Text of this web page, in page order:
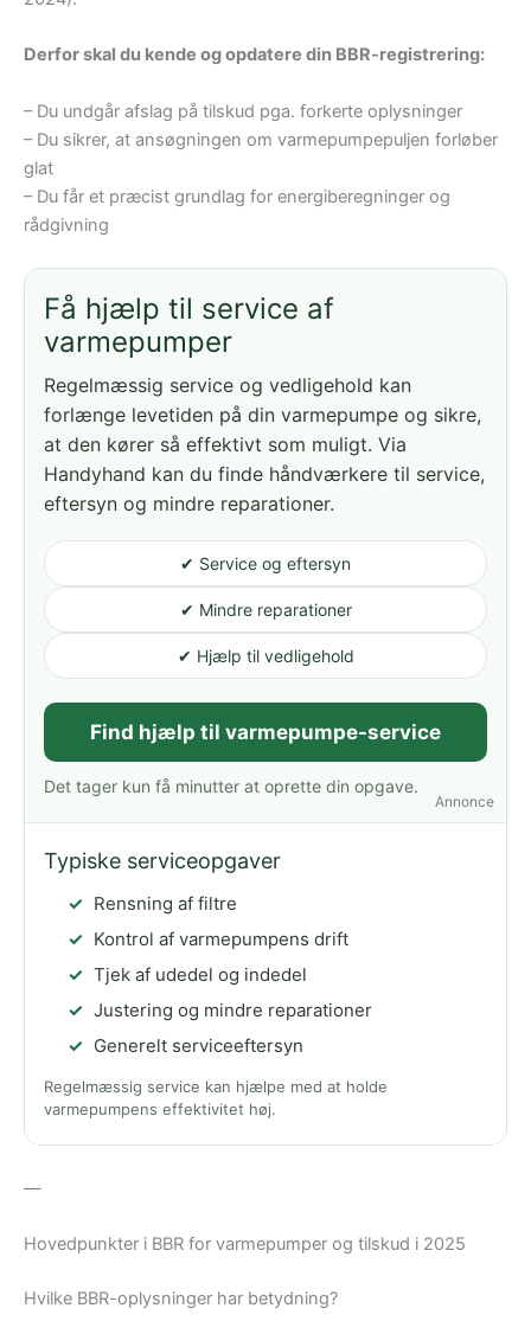
Derfor skal du kende og opdatere din BBR-registrering:
– Du undgår afslag på tilskud pga. forkerte oplysninger
– Du sikrer, at ansøgningen om varmepumpepuljen forløber
glat
– Du får et præcist grundlag for energiberegninger og
rådgivning
Annonce
Få hjælp til service af
varmepumper
Regelmæssig service og vedligehold kan
forlænge levetiden på din varmepumpe og sikre,
at den kører så effektivt som muligt. Via
Handyhand kan du finde håndværkere til service,
eftersyn og mindre reparationer.
✔ Service og eftersyn
✔ Mindre reparationer
✔ Hjælp til vedligehold
Find hjælp til varmepumpe-service
Det tager kun få minutter at oprette din opgave.
Typiske serviceopgaver
Rensning af filtre
Kontrol af varmepumpens drift
Tjek af udedel og indedel
Justering og mindre reparationer
Generelt serviceeftersyn
Regelmæssig service kan hjælpe med at holde
varmepumpens effektivitet høj.
—
Hovedpunkter i BBR for varmepumper og tilskud i 2025
Hvilke BBR-oplysninger har betydning?